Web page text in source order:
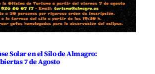
Solar en el Silo de Almagro:
7 de Agosto